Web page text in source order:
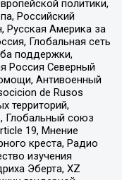
политики,
Российский
Русская Америка за
Глобальная сеть
поддержки,
Россия Северный
Антивоенный
de Rusos
территорий,
Глобальный союз
19, Мнение
креста, Радио
изучения
Эберта, XZ